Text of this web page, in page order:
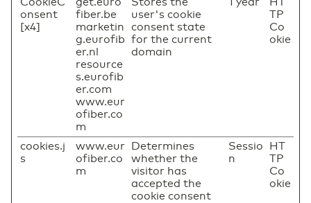
onsent
[x4]
fiber.be
marketin
g.eurofib
er.nl
resource
s.eurofib
er.com
www.eur
ofiber.co
m
user's cookie
consent state
for the current
domain
TP
Co
okie
cookies.j
s
www.eur
ofiber.co
m
Determines
whether the
visitor has
accepted the
cookie consent
Sessio
n
HT
TP
Co
okie